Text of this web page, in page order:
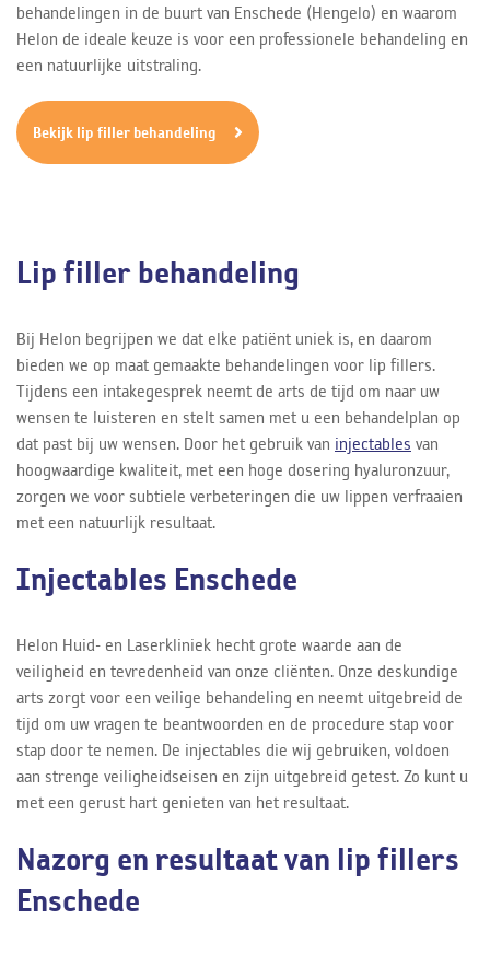
behandelingen in de buurt van Enschede (Hengelo) en waarom
Helon de ideale keuze is voor een professionele behandeling en
een natuurlijke uitstraling.
Bekijk lip filler behandeling
Lip filler behandeling
Bij Helon begrijpen we dat elke patiënt uniek is, en daarom
bieden we op maat gemaakte behandelingen voor lip fillers.
Tijdens een intakegesprek neemt de arts de tijd om naar uw
wensen te luisteren en stelt samen met u een behandelplan op
dat past bij uw wensen. Door het gebruik van injectables van
hoogwaardige kwaliteit, met een hoge dosering hyaluronzuur,
zorgen we voor subtiele verbeteringen die uw lippen verfraaien
met een natuurlijk resultaat.
Injectables Enschede
Helon Huid- en Laserkliniek hecht grote waarde aan de
veiligheid en tevredenheid van onze cliënten. Onze deskundige
arts zorgt voor een veilige behandeling en neemt uitgebreid de
tijd om uw vragen te beantwoorden en de procedure stap voor
stap door te nemen. De injectables die wij gebruiken, voldoen
aan strenge veiligheidseisen en zijn uitgebreid getest. Zo kunt u
met een gerust hart genieten van het resultaat.
Nazorg en resultaat van lip fillers
Enschede